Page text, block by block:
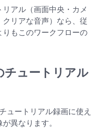
アル（画面中央・カメ
リアな音声）なら、従
もこのワークフローの
チュートリアル
ュートリアル録画に使え
異なります。